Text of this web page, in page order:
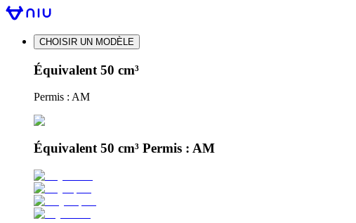
CHOISIR UN MODÈLE
Équivalent 50 cm³
Permis : AM
Équivalent 50 cm³ Permis : AM